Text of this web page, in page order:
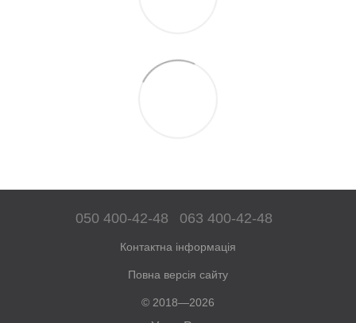
050 400-42-48 063 400-42-48
Контактна інформація
Повна версія сайту
© 2018—2026